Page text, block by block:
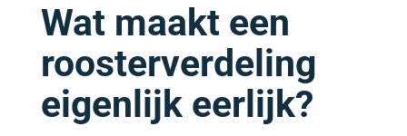
Wat maakt een
roosterverdeling
eigenlijk eerlijk?